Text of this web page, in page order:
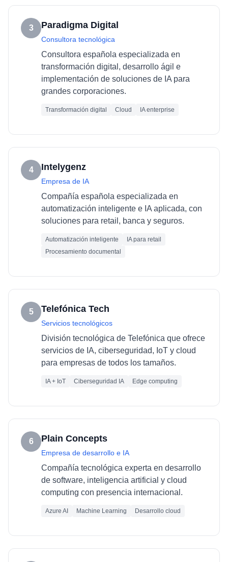
3 Paradigma Digital
Consultora tecnológica
Consultora española especializada en
transformación digital, desarrollo ágil e
implementación de soluciones de IA para
grandes corporaciones.
Transformación digital Cloud IA enterprise
4 Intelygenz
Empresa de IA
Compañía española especializada en
automatización inteligente e IA aplicada, con
soluciones para retail, banca y seguros.
Automatización inteligente
IA para retail
Procesamiento documental
5 Telefónica Tech
Servicios tecnológicos
División tecnológica de Telefónica que ofrece
servicios de IA, ciberseguridad, IoT y cloud
para empresas de todos los tamaños.
IA + IoT Ciberseguridad IA Edge computing
6 Plain Concepts
Empresa de desarrollo e IA
Compañía tecnológica experta en desarrollo
de software, inteligencia artificial y cloud
computing con presencia internacional.
Azure AI Machine Learning Desarrollo cloud